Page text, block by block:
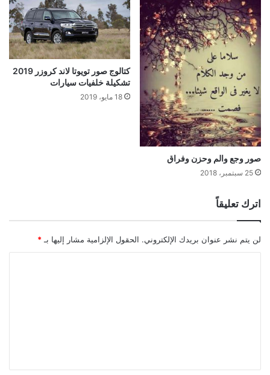
صور وجع والم وحزن وفراق
25 سبتمبر، 2018
كتالوج صور تويوتا لاند كروزر 2019
تشكيلة خلفيات سيارات
18 مايو، 2019
اترك تعليقاً
لن يتم نشر عنوان بريدك الإلكتروني. الحقول الإلزامية مشار إليها بـ *
ق